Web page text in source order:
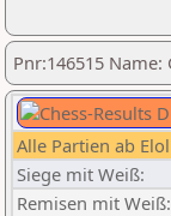
Pnr:146515
Alle Partien ab
Siege mit Weiß:
Remisen mit Weiß: